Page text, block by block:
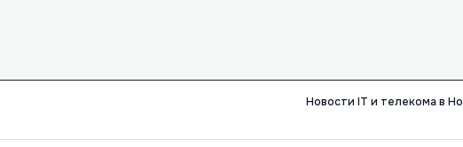
Новости IT и телекома в